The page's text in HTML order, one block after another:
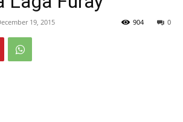
19, 2015 0
904